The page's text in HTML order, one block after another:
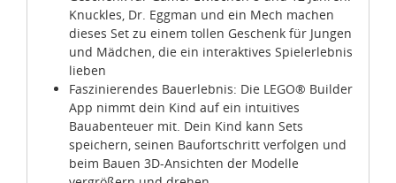
idee+spiel Betriebs-GmbH
Datenschutzbestimmungen undImpressum
Knuckles, Dr. Eggman und ein Mech machen
dieses Set zu einem tollen Geschenk für Jungen
und Mädchen, die ein interaktives Spielerlebnis
lieben
Faszinierendes Bauerlebnis: Die LEGO® Builder
App nimmt dein Kind auf ein intuitives
Bauabenteuer mit. Dein Kind kann Sets
speichern, seinen Baufortschritt verfolgen und
beim Bauen 3D-Ansichten der Modelle